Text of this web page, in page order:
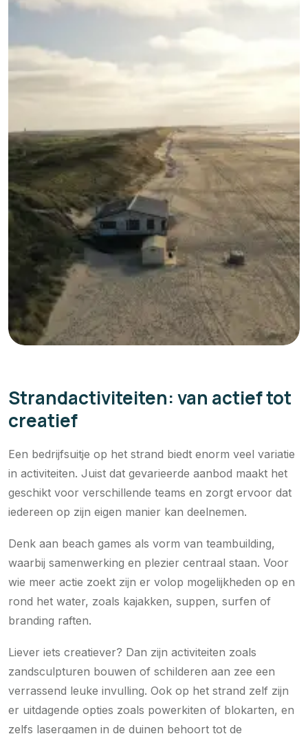
Strandactiviteiten: van actief tot
creatief
Een bedrijfsuitje op het strand biedt enorm veel variatie
in activiteiten. Juist dat gevarieerde aanbod maakt het
geschikt voor verschillende teams en zorgt ervoor dat
iedereen op zijn eigen manier kan deelnemen.
Denk aan beach games als vorm van teambuilding,
waarbij samenwerking en plezier centraal staan. Voor
wie meer actie zoekt zijn er volop mogelijkheden op en
rond het water, zoals kajakken, suppen, surfen of
branding raften.
Liever iets creatiever? Dan zijn activiteiten zoals
zandsculpturen bouwen of schilderen aan zee een
verrassend leuke invulling. Ook op het strand zelf zijn
er uitdagende opties zoals powerkiten of blokarten, en
zelfs lasergamen in de duinen behoort tot de